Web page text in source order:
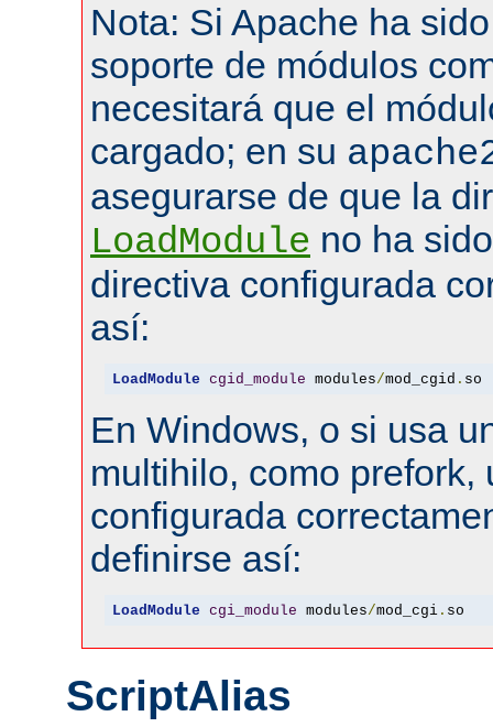
Nota: Si Apache ha
soporte de módulos
necesitará que el
cargado; en su
asegurarse de que la
LoadModule no ha
directiva configurada
así:
LoadModule cgid_module modules/mod_cgid . so
En Windows, o si usa
multihilo, como prefork,
configurada
definirse así:
LoadModule cgi_module modules/mod_cgi. so
ScriptAlias